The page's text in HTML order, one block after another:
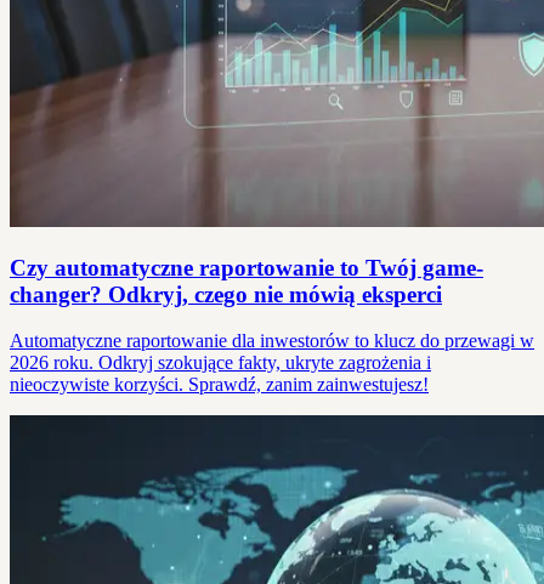
Czy automatyczne raportowanie to Twój game-
changer? Odkryj, czego nie mówią eksperci
Automatyczne raportowanie dla inwestorów to klucz do przewagi w
2026 roku. Odkryj szokujące fakty, ukryte zagrożenia i
nieoczywiste korzyści. Sprawdź, zanim zainwestujesz!